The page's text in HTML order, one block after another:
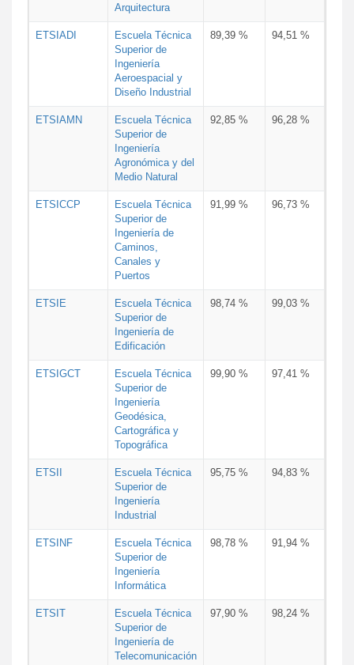
Arquitectura
ETSIADI
Escuela Técnica
Superior de
Ingeniería
Aeroespacial y
Diseño Industrial
89,39 % 94,51 %
ETSIAMN
Escuela Técnica
Superior de
Ingeniería
Agronómica y del
Medio Natural
92,85 % 96,28 %
ETSICCP
Escuela Técnica
Superior de
Ingeniería de
Caminos,
Canales y
Puertos
91,99 % 96,73 %
ETSIE
Escuela Técnica
Superior de
Ingeniería de
Edificación
98,74 % 99,03 %
ETSIGCT
Escuela Técnica
Superior de
Ingeniería
Geodésica,
Cartográfica y
Topográfica
99,90 % 97,41 %
ETSII
Escuela Técnica
Superior de
Ingeniería
Industrial
95,75 % 94,83 %
ETSINF
Escuela Técnica
Superior de
Ingeniería
Informática
98,78 % 91,94 %
ETSIT
Escuela Técnica
Superior de
Ingeniería de
Telecomunicación
97,90 % 98,24 %